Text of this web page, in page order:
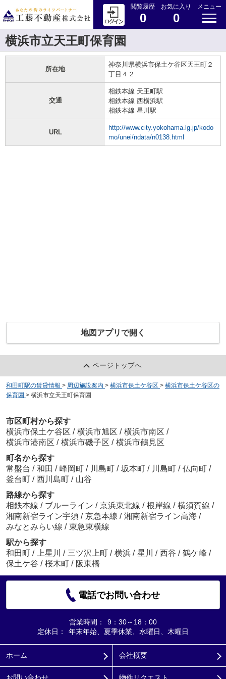
閲覧履歴
0
お気に入り
0
メニュー
横浜市立天王町保育園
所在地
神奈川県横浜市保土ケ谷区天王町２
丁目４２
交通
相鉄本線 天王町駅
相鉄本線 西横浜駅
相鉄本線 星川駅
URL
http://www.city.yokohama.lg.jp/kodo
mo/unei/ndata/n0138.html
地図アプリで開く
ページトップへ
和田町駅の賃貸情報 > 周辺施設案内 > 横浜市保土ケ谷区 > 横浜市保土ケ谷区の
保育園 > 横浜市立天王町保育園
市区町村から探す
横浜市保土ケ谷区 / 横浜市旭区 / 横浜市南区 /
横浜市港南区 / 横浜市磯子区 / 横浜市鶴見区
町名から探す
常盤台 / 和田 / 峰岡町 / 川島町 / 坂本町 / 川島町 / 仏向町 /
釜台町 / 西川島町 / 山谷
路線から探す
相鉄本線 / ブルーライン / 京浜東北線 / 根岸線 / 横須賀線 /
湘南新宿ライン宇須 / 京急本線 / 湘南新宿ライン高海 /
みなとみらい線 / 東急東横線
駅から探す
和田町 / 上星川 / 三ツ沢上町 / 横浜 / 星川 / 西谷 / 鶴ケ峰 /
保土ケ谷 / 桜木町 / 阪東橋
電話でお問い合わせ
営業時間：
9：30～18：00
定休日：
年末年始、夏季休業、水曜日、木曜日
ホーム 会社概要